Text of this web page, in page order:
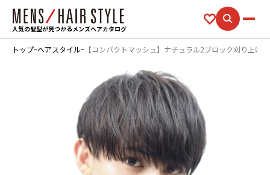
人気の髪型が見つかるメンズヘアカタログ
トップ ヘアスタイル 【コンパクトマッシュ】ナチュラル2ブロック刈り上げ